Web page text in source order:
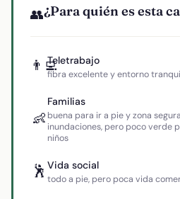
👥¿Para quién es esta
👨‍💻Teletrabajo
fibra excelente y entorno
👶
Familias
buena para ir a pie y zona
inundaciones, pero poco verde
niños
🕺 Vida social
todo a pie, pero poca vida